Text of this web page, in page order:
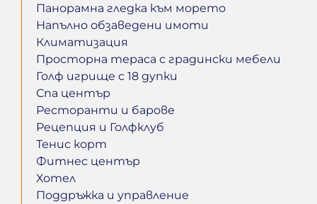
Панорамна гледка към морето
Напълно обзаведени имоти
Климатизация
Просторна тераса с градински мебели
Голф игрище с 18 дупки
Спа център
Ресторанти и барове
Рецепция и Голфклуб
Тенис корт
Фитнес център
Хотел
Поддръжка и управление